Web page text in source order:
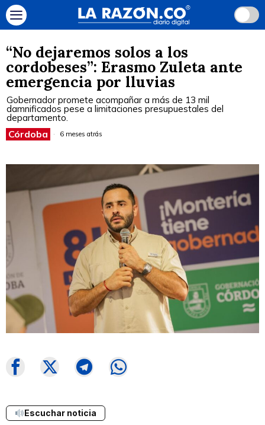
“No dejaremos solos a los
cordobeses”: Erasmo Zuleta ante
emergencia por lluvias
Gobernador promete acompañar a más de 13 mil
damnificados pese a limitaciones presupuestales del
departamento.
Córdoba 6 meses atrás
Escuchar noticia